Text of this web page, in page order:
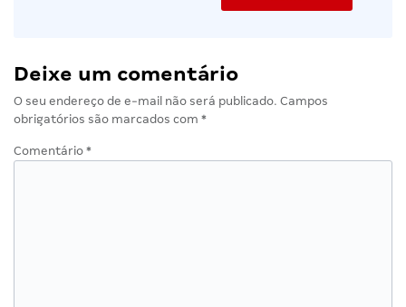
Deixe um comentário
O seu endereço de e-mail não será publicado. Campos
obrigatórios são marcados com *
Comentário *